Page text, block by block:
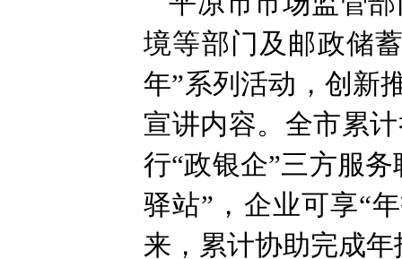
境等部门及邮政储
年”系列活动，创新
宣讲内容。全市累
行“政银企”三方服
驿站”，企业可享“
来，累计协助完成